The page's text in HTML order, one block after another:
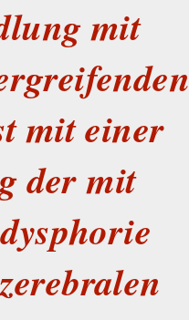
mit
mit einer
der mit